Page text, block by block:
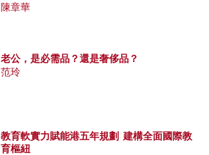
陳章華
老公，是必需品？還是奢侈品？
范玲
教育軟實力賦能港五年規劃 建構全面國際教
育樞紐